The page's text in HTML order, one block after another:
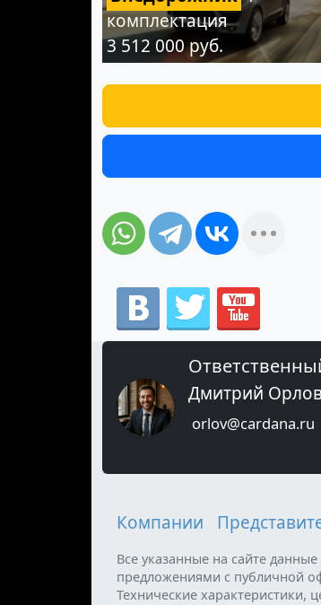
комплектация
3 512 000 руб.
Дмитрий Орлов
orlov@cardana.ru
Компании
Все указанные на сайте
предложениями с публичной
Технические